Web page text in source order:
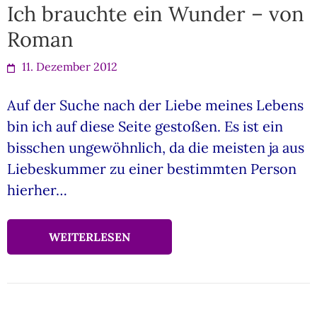
Ich brauchte ein Wunder – von
Roman
11. Dezember 2012
Auf der Suche nach der Liebe meines Lebens
bin ich auf diese Seite gestoßen. Es ist ein
bisschen ungewöhnlich, da die meisten ja aus
Liebeskummer zu einer bestimmten Person
hierher…
WEITERLESEN